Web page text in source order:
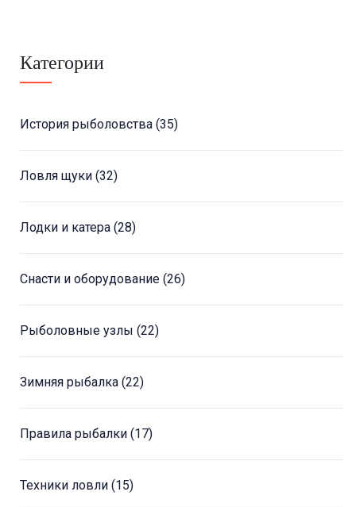
Категории
История рыболовства (35)
Ловля щуки (32)
Лодки и катера (28)
Снасти и оборудование (26)
Рыболовные узлы (22)
Зимняя рыбалка (22)
Правила рыбалки (17)
Техники ловли (15)